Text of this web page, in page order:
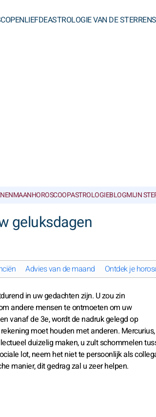
LIEFDEASTROLOGIE VAN DE STERREN
MAANHOROSCOOPASTROLOGIEBLOGMIJN
geluksdagen
Advies van de maand Ontdek je
in uw gedachten zijn. U zou zin
andere mensen te ontmoeten om uw
vanaf de 3e, wordt de nadruk gelegd op
moet houden met anderen.
duizelig maken, u zult schommelen
lot, neem het niet te persoonlijk als
manier, dit gedrag zal u zeer helpen.